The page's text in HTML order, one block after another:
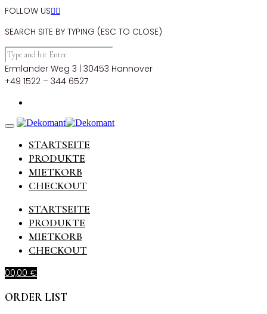
FOLLOW US
SEARCH SITE BY TYPING (ESC TO CLOSE)
Ermlander Weg 3 | 30453 Hannover
+49 1522 – 344 6527
STARTSEITE
PRODUKTE
MIETKORB
CHECKOUT
STARTSEITE
PRODUKTE
MIETKORB
CHECKOUT
00,00 €
ORDER LIST